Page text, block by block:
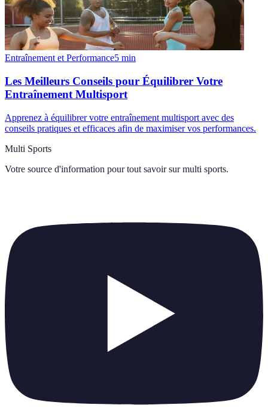
Entraînement et Performance5 min
Les Meilleurs Conseils pour Équilibrer Votre
Entraînement Multisport
Apprenez à équilibrer votre entraînement multisport avec des
conseils pratiques et efficaces afin de maximiser vos performances.
Multi Sports
Votre source d'information pour tout savoir sur multi sports.